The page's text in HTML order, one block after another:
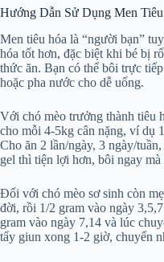
Hướng Dẫn Sử Dụng Men
Men tiêu hóa là “người bạn”
hóa tốt hơn, đặc biệt khi bé bị
thức ăn. Bạn có thể bôi trực
hoặc pha nước cho dễ uống.
Với chó mèo trưởng thành tiêu
cho mỗi 4-5kg cân nặng, ví dụ
Cho ăn 2 lần/ngày, 3 ngày/
gel thì tiện lợi hơn, bôi ngay mà
Đối với chó mèo sơ sinh còn
đời, rồi 1/2 gram vào ngày
gram vào ngày 7,14 và lúc
tẩy giun xong 1-2 giờ, chuyển